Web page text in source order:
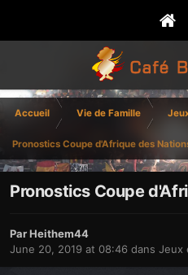
Accueil Vie de Famille
Pronostics Coupe d'Afrique des
Pronostics Coupe
ParHeithem44
June 20, 2019 at 08:46 dans Jeux